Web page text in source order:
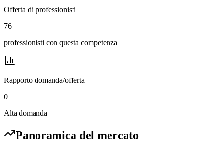
Offerta di professionisti
76
professionisti con questa competenza
Rapporto domanda/offerta
0
Alta domanda
Panoramica del mercato